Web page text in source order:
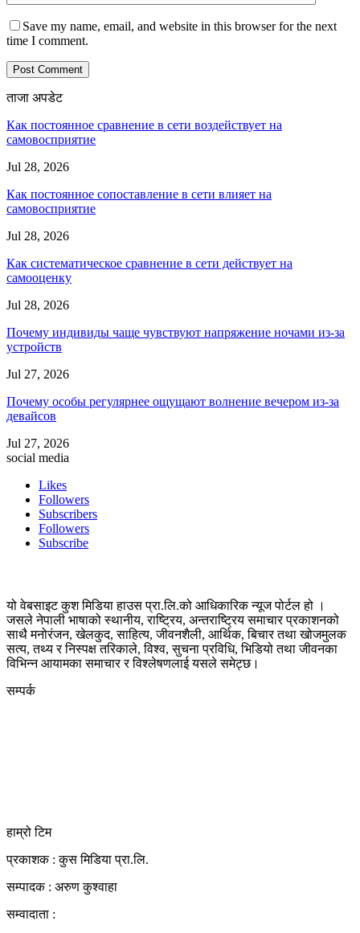
Save my name, email, and website in this browser for the next
time I comment.
ताजा अपडेट
Как постоянное сравнение в сети воздействует на
самовосприятие
Jul 28, 2026
Как постоянное сопоставление в сети влияет на
самовосприятие
Jul 28, 2026
Как систематическое сравнение в сети действует на
самооценку
Jul 28, 2026
Почему индивиды чаще чувствуют напряжение ночами из-за
устройств
Jul 27, 2026
Почему особы регулярнее ощущают волнение вечером из-за
девайсов
Jul 27, 2026
social media
Likes
Followers
Subscribers
Followers
Subscribe
यो वेबसाइट कुश मिडिया हाउस प्रा.लि.को आधिकारिक न्यूज पोर्टल हो ।
जसले नेपाली भाषाको स्थानीय, राष्ट्रिय, अन्तराष्ट्रिय समाचार प्रकाशनको
साथै मनोरंजन, खेलकुद, साहित्य, जीवनशैली, आर्थिक, बिचार तथा खोजमुलक
सत्य, तथ्य र निस्पक्ष तरिकाले, विश्व, सुचना प्रविधि, भिडियो तथा जीवनका
विभिन्न आयामका समाचार र विश्लेषणलाई यसले समेट्छ।
सम्पर्क
हाम्रो टिम
प्रकाशक : कुस मिडिया प्रा‍.लि.
सम्पादक : अरुण कुश्वाहा
सम्वादाता :